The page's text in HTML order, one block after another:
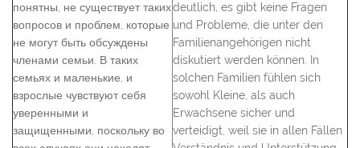
понятны, не существует таких
вопросов и проблем, которые
не могут быть обсуждены
членами семьи. В таких
семьях и маленькие, и
взрослые чувствуют себя
уверенными и
защищенными, поскольку во
deutlich, es gibt keine Fragen
und Probleme, die unter den
Familienangehörigen nicht
diskutiert werden können. In
solchen Familien fühlen sich
sowohl Kleine, als auch
Erwachsene sicher und
verteidigt, weil sie in allen Fällen